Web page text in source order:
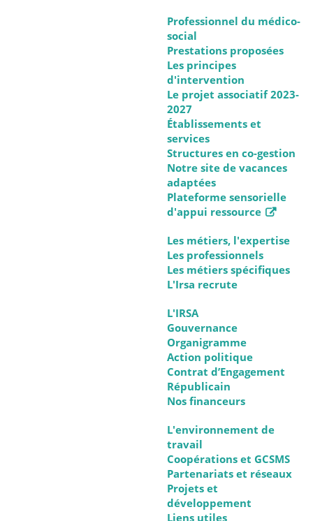
Professionnel du médico-
social
Prestations proposées
Les principes
d'intervention
Le projet associatif 2023-
2027
Établissements et
services
Structures en co-gestion
Notre site de vacances
adaptées
Plateforme sensorielle
d'appui ressource
Les métiers, l'expertise
Les professionnels
Les métiers spécifiques
L'Irsa recrute
L'IRSA
Gouvernance
Organigramme
Action politique
Contrat d’Engagement
Républicain
Nos financeurs
L'environnement de
travail
Coopérations et GCSMS
Partenariats et réseaux
Projets et
développement
Liens utiles